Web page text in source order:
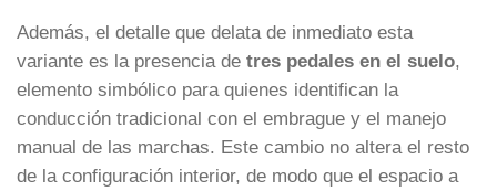
Además, el detalle que delata de inmediato esta
variante es la presencia de tres pedales en el suelo,
elemento simbólico para quienes identifican la
conducción tradicional con el embrague y el manejo
manual de las marchas. Este cambio no altera el resto
de la configuración interior, de modo que el espacio a